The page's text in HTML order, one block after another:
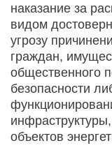
наказание за
видом
угрозу
граждан,
общественного
безопасности
объектов